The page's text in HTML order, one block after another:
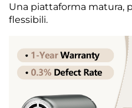
Una piattaforma matura,
flessibili.